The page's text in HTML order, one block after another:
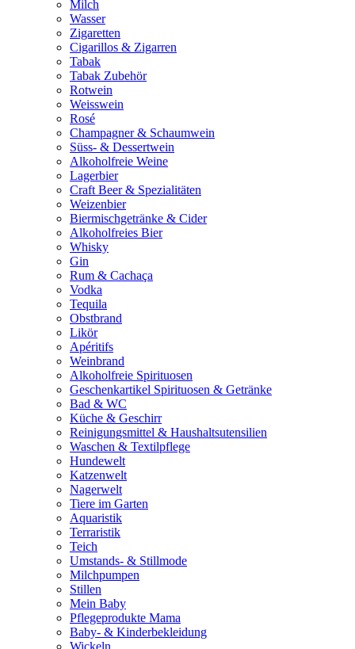
Milch
Wasser
Zigaretten
Cigarillos & Zigarren
Tabak
Tabak Zubehör
Rotwein
Weisswein
Rosé
Champagner & Schaumwein
Süss- & Dessertwein
Alkoholfreie Weine
Lagerbier
Craft Beer & Spezialitäten
Weizenbier
Biermischgetränke & Cider
Alkoholfreies Bier
Whisky
Gin
Rum & Cachaça
Vodka
Tequila
Obstbrand
Likör
Apéritifs
Weinbrand
Alkoholfreie Spirituosen
Geschenkartikel Spirituosen & Getränke
Bad & WC
Küche & Geschirr
Reinigungsmittel & Haushaltsutensilien
Waschen & Textilpflege
Hundewelt
Katzenwelt
Nagerwelt
Tiere im Garten
Aquaristik
Terraristik
Teich
Umstands- & Stillmode
Milchpumpen
Stillen
Mein Baby
Pflegeprodukte Mama
Baby- & Kinderbekleidung
Wickeln